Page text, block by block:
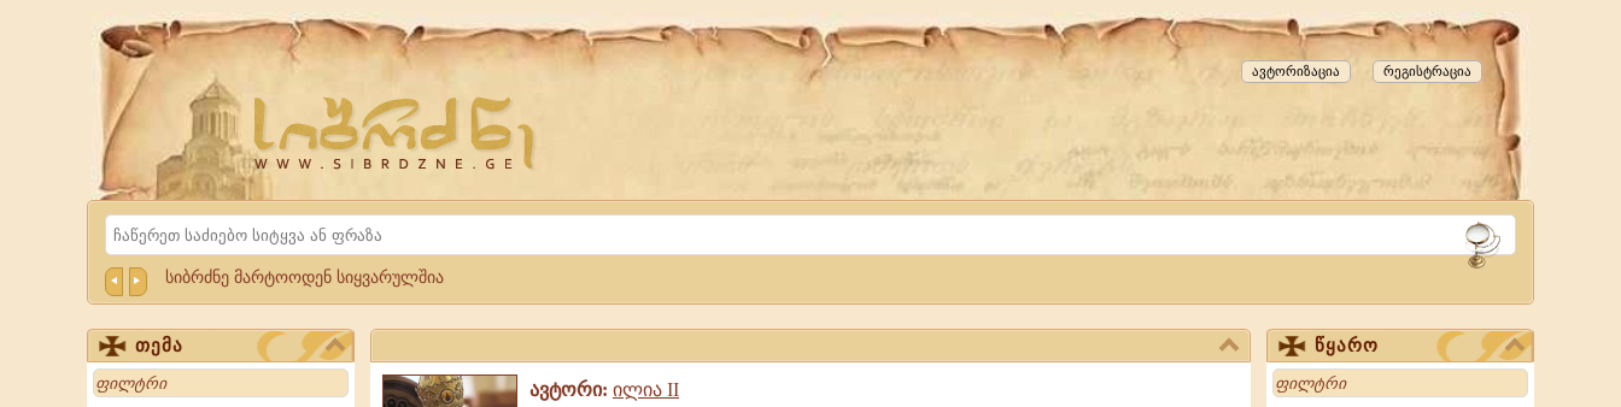
Website
Sibrdzne.ge
რეგისტრაცია
ავტორიზაცია
Search
სიბრძნე მარტოოდენ სიყვარულშია
თემა
Search
ავტორი: ილია II
წყარო
Search